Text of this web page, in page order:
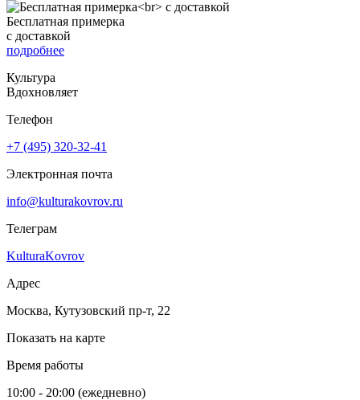
Бесплатная примерка
с доставкой
подробнее
Культура
Вдохновляет
Телефон
+7 (495) 320-32-41
Электронная почта
info@kulturakovrov.ru
Телеграм
KulturaKovrov
Адрес
Москва, Кутузовский пр-т, 22
Показать на карте
Время работы
10:00 - 20:00 (ежедневно)